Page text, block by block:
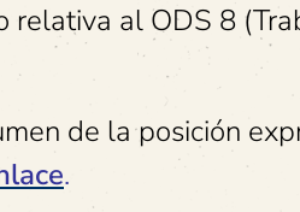
relativa al ODS 8
de la posición
.